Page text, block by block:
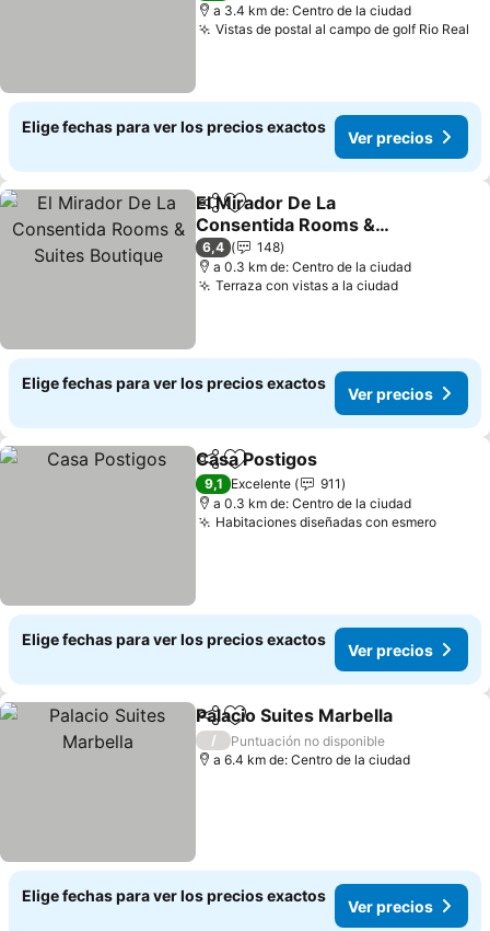
a 3.4 km de: Centro de la ciudad
Vistas de postal al campo de golf Rio Real
Elige fechas para ver los precios exactos
Ver precios
CompartirAgregar a favoritos
El Mirador De La
Consentida Rooms &
Suites Boutique
6,4
148
a 0.3 km de: Centro de la ciudad
Terraza con vistas a la ciudad
Elige fechas para ver los precios exactos
Ver precios
CompartirAgregar a favoritos
Casa Postigos
9,1 Excelente
911
a 0.3 km de: Centro de la ciudad
Habitaciones diseñadas con esmero
Elige fechas para ver los precios exactos
Ver precios
CompartirAgregar a favoritos
Palacio Suites Marbella
/
Puntuación no disponible
a 6.4 km de: Centro de la ciudad
Elige fechas para ver los precios exactos
Ver precios